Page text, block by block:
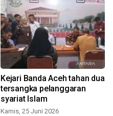
Kejari Banda Aceh tahan dua
tersangka pelanggaran
syariat Islam
Kamis, 25 Juni 2026